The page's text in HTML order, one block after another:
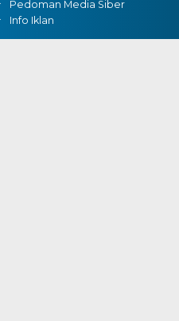
Pedoman Media Siber
Info Iklan